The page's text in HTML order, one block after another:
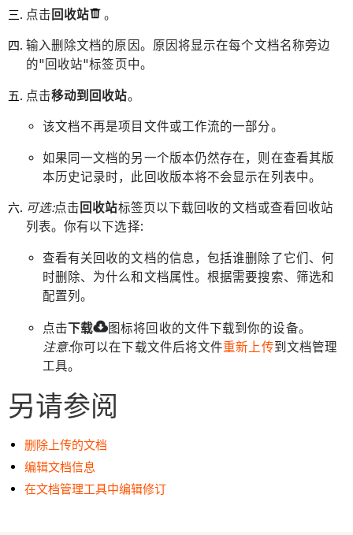
点击 回收站 。
输入删除文档的原因。原因将显示在每个文档名称旁边
的"回收站"标签页中。
点击移动到回收站。
该文档不再是项目文件或工作流的一部分。
如果同一文档的另一个版本仍然存在，则在查看其版
本历史记录时，此回收版本将不会显示在列表中。
可选:点击 回收站标签页以下载回收的文档或查看回收站
列表。你有以下选择:
查看有关回收的文档的信息，包括谁删除了它们、何
时删除、为什么和文档属性。根据需要搜索、筛选和
配置列。
点击下载
图标将回收的文件下载到你的设备。
注意:你可以在下载文件后将文件重新上传到文档管理
工具。
另请参阅
删除上传的文档
编辑文档信息
在文档管理工具中编辑修订